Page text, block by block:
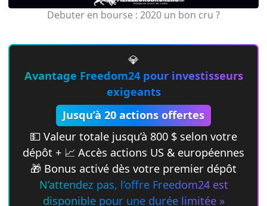
Debuter en bourse : 2020 un bon cru ?
💎
Avantage Freedom24 pour investisseurs
exigeants
Jusqu’à 20 actions offertes
💵 Valeur totale jusqu’à 800 $ selon votre
dépôt + 📈 Accès actions US & européennes
🎁 Bonus activé dès votre premier dépôt
N’attendez pas, l’offre Freedom24 est
disponible pour une durée limitée »